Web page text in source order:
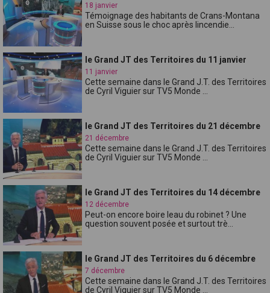
18 janvier
Témoignage des habitants de Crans-Montana
en Suisse sous le choc après lincendie...
le Grand JT des Territoires du 11 janvier
11 janvier
Cette semaine dans le Grand J.T. des Territoires
de Cyril Viguier sur TV5 Monde ...
le Grand JT des Territoires du 21 décembre
21 décembre
Cette semaine dans le Grand J.T. des Territoires
de Cyril Viguier sur TV5 Monde ...
le Grand JT des Territoires du 14 décembre
12 décembre
Peut-on encore boire leau du robinet ? Une
question souvent posée et surtout trè...
le Grand JT des Territoires du 6 décembre
7 décembre
Cette semaine dans le Grand J.T. des Territoires
de Cyril Viguier sur TV5 Monde ...